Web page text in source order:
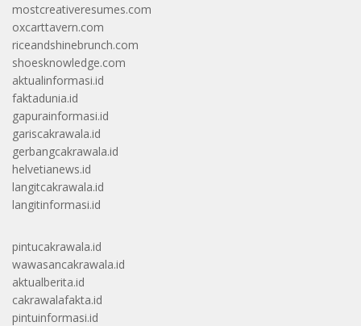
mostcreativeresumes.com
oxcarttavern.com
riceandshinebrunch.com
shoesknowledge.com
aktualinformasi.id
faktadunia.id
gapurainformasi.id
gariscakrawala.id
gerbangcakrawala.id
helvetianews.id
langitcakrawala.id
langitinformasi.id
pintucakrawala.id
wawasancakrawala.id
aktualberita.id
cakrawalafakta.id
pintuinformasi.id